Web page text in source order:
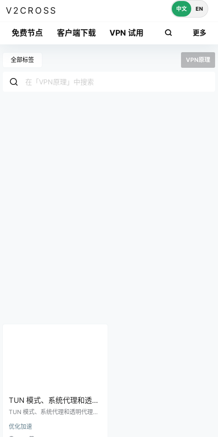
V2CROSS
免费节点 客户端下载 VPN 试用 更多
中文 EN
全部标签 VPN原理
TUN 模式、系统代理和透明
代理有什么区别？VPN 客户
TUN 模式、系统代理和透明代理决
端。理解三者区别，可以更快排查 A
pp 不走代理、IP 没变和 DNS 泄露
优化加速